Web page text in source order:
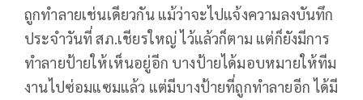
ถูกทำลายเช่นเดียวกัน แม้ว่าจะไปแจ้งความลงบันทึก
ประจำวันที่ สภ.เชียรใหญ่ ไว้แล้วก็ตาม แต่ก็ยังมีการ
ทำลายป้ายให้เห็นอยู่อีก บางป้ายได้มอบหมายให้ทีม
งานไปซ่อมแซมแล้ว แต่มีบางป้ายที่ถูกทำลายอีก ได้มี